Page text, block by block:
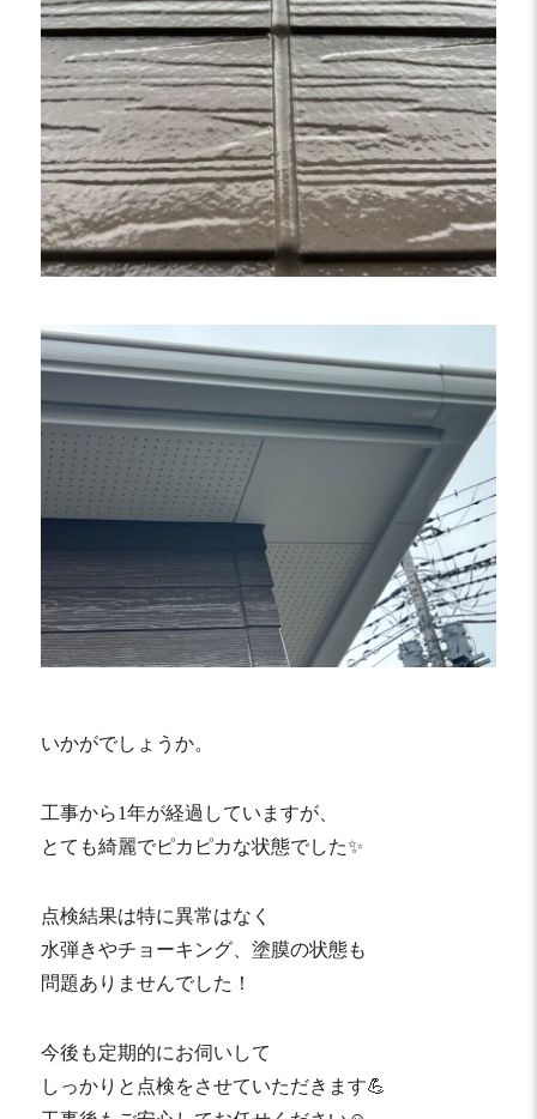
いかがでしょうか。
工事から1年が経過していますが、
とても綺麗でピカピカな状態でした✨
点検結果は特に異常はなく
水弾きやチョーキング、塗膜の状態も
問題ありませんでした！
今後も定期的にお伺いして
しっかりと点検をさせていただきます💪